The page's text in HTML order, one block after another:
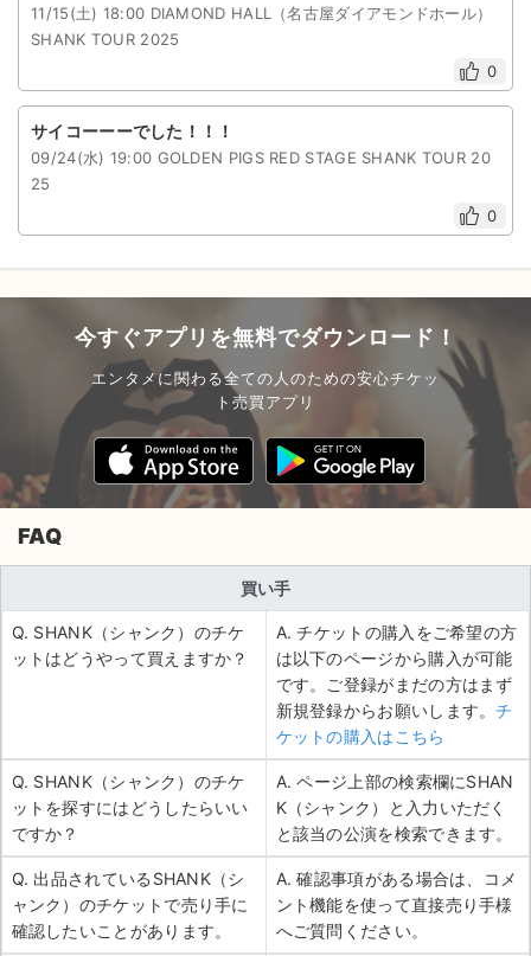
11/15(土) 18:00 DIAMOND HALL（名古屋ダイアモンドホール）
SHANK TOUR 2025
0
サイコーーーでした！！！
09/24(水) 19:00 GOLDEN PIGS RED STAGE SHANK TOUR 20
25
0
今すぐアプリを無料でダウンロード！
エンタメに関わる全ての人のための安心チケッ
ト売買アプリ
FAQ
買い手
Q. SHANK（シャンク）のチケ
ットはどうやって買えますか？
A. チケットの購入をご希望の方
は以下のページから購入が可能
です。ご登録がまだの方はまず
新規登録からお願いします。チ
ケットの購入はこちら
Q. SHANK（シャンク）のチケ
ットを探すにはどうしたらいい
ですか？
A. ページ上部の検索欄にSHAN
K（シャンク）と入力いただく
と該当の公演を検索できます。
Q. 出品されているSHANK（シ
ャンク）のチケットで売り手に
確認したいことがあります。
A. 確認事項がある場合は、コメ
ント機能を使って直接売り手様
へご質問ください。